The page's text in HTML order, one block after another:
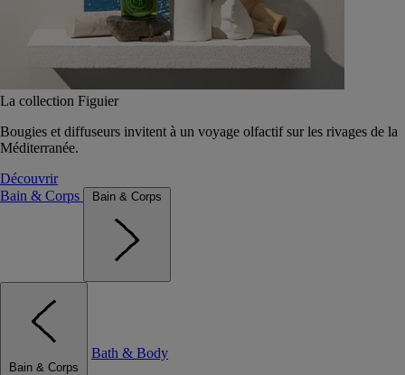
La collection Figuier
Bougies et diffuseurs invitent à un voyage olfactif sur les rivages de la
Méditerranée.
Découvrir
Bain & Corps
Bain & Corps
Bain & Corps
Bath & Body